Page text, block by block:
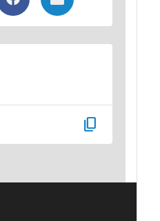
content_copy